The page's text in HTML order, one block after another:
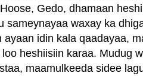
Gedo, dhamaan
sameynayaa waxay ka
idin kala qaadayaa,
heshiisiin karaa. Mudug
maamulkeeda sidee